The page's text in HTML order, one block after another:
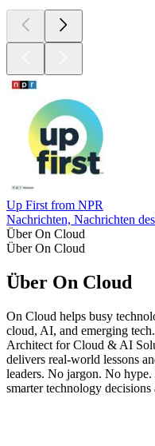
Up First from NPR
Nachrichten, Nachrichten
Über On Cloud
Über On Cloud
Über On Cloud
On Cloud helps busy
cloud, AI, and emerging
Architect for Cloud & AI
delivers real-world lessons
leaders. No jargon. No
smarter technology